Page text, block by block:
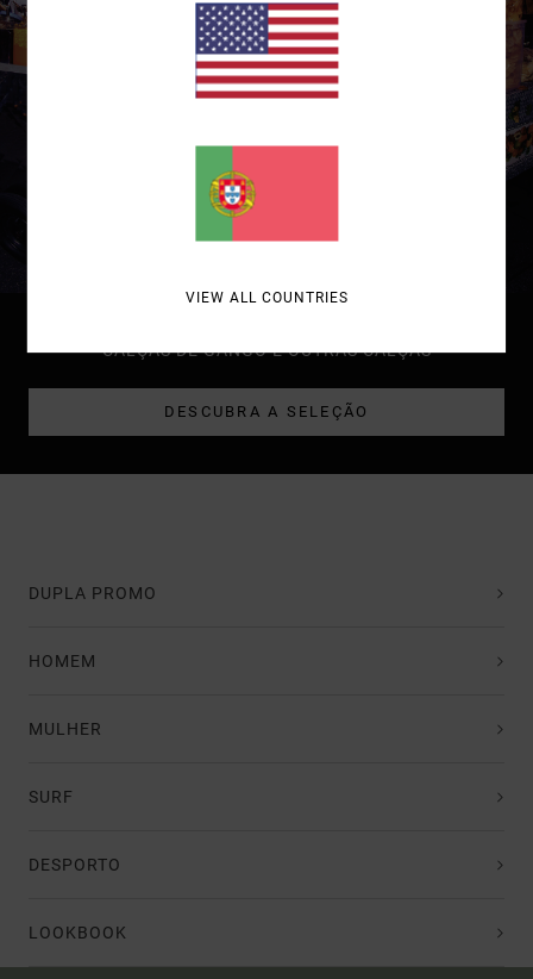
CALÇAS DE GANGO E OUTRAS CALÇAS
DESCUBRA A SELEÇÃO
DUPLA PROMO
HOMEM
MULHER
SURF
DESPORTO
LOOKBOOK
VIEW ALL COUNTRIES